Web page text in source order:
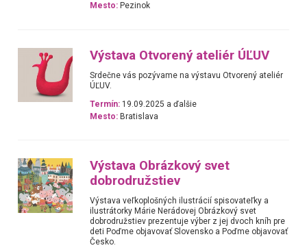
Mesto: Pezinok
Výstava Otvorený ateliér ÚĽUV
Srdečne vás pozývame na výstavu Otvorený ateliér
ÚĽUV.
Termín: 19.09.2025 a ďalšie
Mesto: Bratislava
Výstava Obrázkový svet
dobrodružstiev
Výstava veľkoplošných ilustrácií spisovateľky a
ilustrátorky Márie Nerádovej Obrázkový svet
dobrodružstiev prezentuje výber z jej dvoch kníh pre
deti Poďme objavovať Slovensko a Poďme objavovať
Česko.